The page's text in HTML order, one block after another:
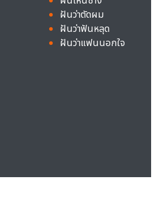
ฝันว่าตัดผม
ฝันว่าฟันหลุด
ฝันว่าแฟนนอกใจ